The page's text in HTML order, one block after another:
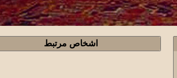
اشخاص مرتبط